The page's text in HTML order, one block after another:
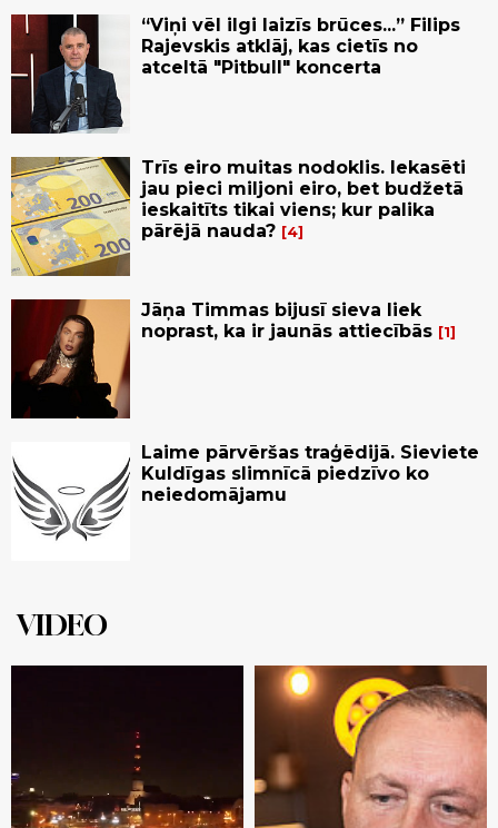
“Viņi vēl ilgi laizīs brūces...” Filips
Rajevskis atklāj, kas cietīs no
atceltā "Pitbull" koncerta
Trīs eiro muitas nodoklis. Iekasēti
jau pieci miljoni eiro, bet budžetā
ieskaitīts tikai viens; kur palika
pārējā nauda?
4
Jāņa Timmas bijusī sieva liek
noprast, ka ir jaunās attiecībās
1
Laime pārvēršas traģēdijā. Sieviete
Kuldīgas slimnīcā piedzīvo ko
neiedomājamu
VIDEO